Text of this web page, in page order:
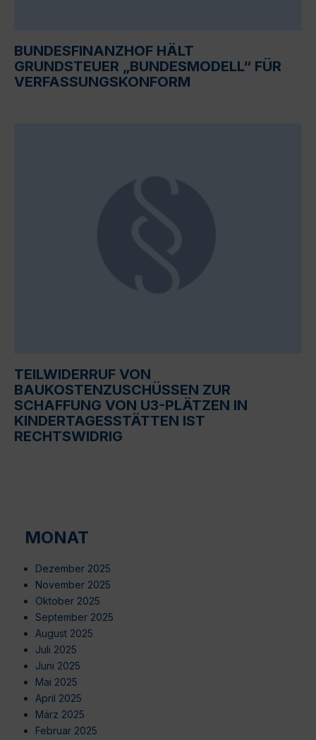
BUNDESFINANZHOF HÄLT
GRUNDSTEUER „BUNDESMODELL“ FÜR
VERFASSUNGSKONFORM
TEILWIDERRUF VON
BAUKOSTENZUSCHÜSSEN ZUR
SCHAFFUNG VON U3-PLÄTZEN IN
KINDERTAGESSTÄTTEN IST
RECHTSWIDRIG
MONAT
Dezember 2025
November 2025
Oktober 2025
September 2025
August 2025
Juli 2025
Juni 2025
Mai 2025
April 2025
März 2025
Februar 2025